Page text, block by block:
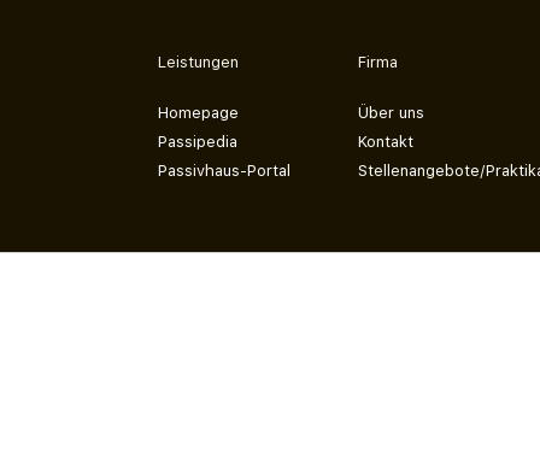
Leistungen
Homepage
Passipedia
Passivhaus-Portal
Firma
Über uns
Kontakt
Stellenangebote/